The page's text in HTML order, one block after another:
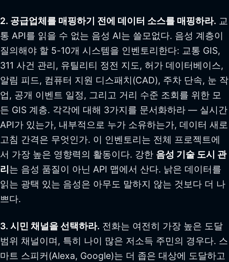
2. 공급업체를 매핑하기 전에 데이터 소스를 매핑하라. 교
통 API를 읽을 수 없는 음성 AI는 쓸모없다. 음성 계층이
질의해야 할 5-10개 시스템을 인벤토리한다: 교통 GIS,
311 사건 관리, 유틸리티 정전 지도, 허가 데이터베이스,
알림 피드, 컴퓨터 지원 디스패치(CAD), 주차 단속, 눈 작
업, 공개 이벤트 일정, 그리고 거리 수준 조회를 위한 모
든 GIS 계층. 각각에 대해 3가지를 문서화하라 — 실시간
API가 있는가, 내부적으로 누가 소유하는가, 데이터 새로
고침 간격은 무엇인가. 이 인벤토리는 전체 프로젝트에
서 가장 높은 영향력의 활동이다. 강한 음성 기술 도시 관
리 는 음성 품질이 아닌 API 맵에서 산다. 낡은 데이터를
읽는 광택 있는 음성은 아무도 말하지 않는 것보다 더 나
쁘다.
3. 시민 채널을 선택하라. 전화는 여전히 가장 높은 도달
범위 채널이며, 특히 나이 많은 저소득 주민의 경우다. 스
마트 스피커(Alexa, Google)는 더 좁은 대상에 도달하고